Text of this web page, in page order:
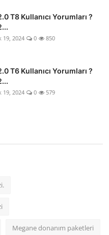
T8 Kullanıcı Yorumları ?
19, 2024 0 850
T6 Kullanıcı Yorumları ?
19, 2024 0 579
Megane donanım paketleri